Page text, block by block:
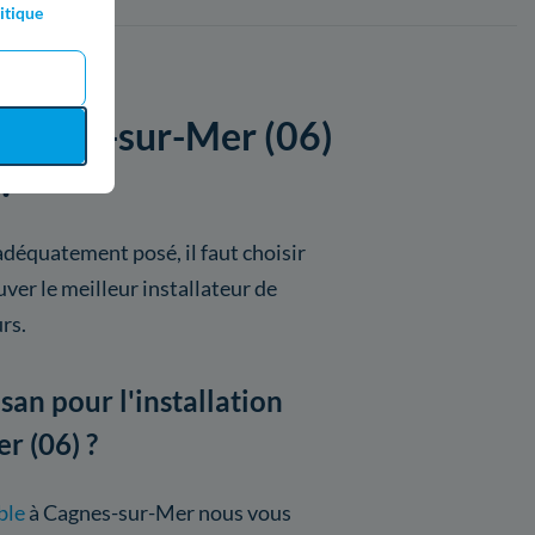
sur-Mer (06)
posé, il faut choisir
le meilleur installateur de
pour l'installation
(06) ?
à Cagnes-sur-Mer nous vous